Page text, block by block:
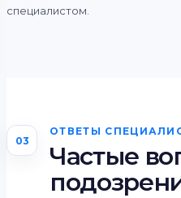
специалистом.
03
ОТВЕТЫ
Частые